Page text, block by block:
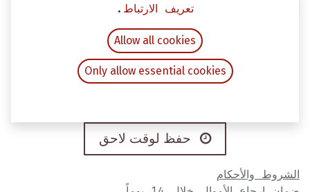
لمبه فانوس امامي LED بعدسه بروجيكشن
شامل ضريبة القيمة المضافة
نفدت الكمية
الشروط والأحكام
تعريف الارتباط .
Allow all cookies
Only allow essential cookies